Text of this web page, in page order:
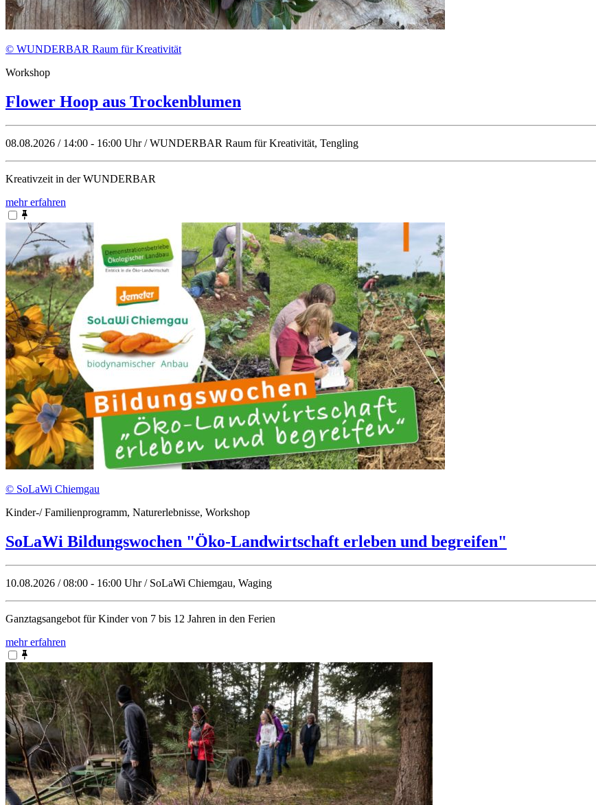
© WUNDERBAR Raum für Kreativität
Workshop
Flower Hoop aus Trockenblumen
08.08.2026 / 14:00 - 16:00 Uhr / WUNDERBAR Raum für Kreativität, Tengling
Kreativzeit in der WUNDERBAR
mehr erfahren
© SoLaWi Chiemgau
Kinder-/ Familienprogramm, Naturerlebnisse, Workshop
SoLaWi Bildungswochen "Öko-Landwirtschaft erleben und begreifen"
10.08.2026 / 08:00 - 16:00 Uhr / SoLaWi Chiemgau, Waging
Ganztagsangebot für Kinder von 7 bis 12 Jahren in den Ferien
mehr erfahren